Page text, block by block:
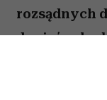
rozsądnych
dopiąć